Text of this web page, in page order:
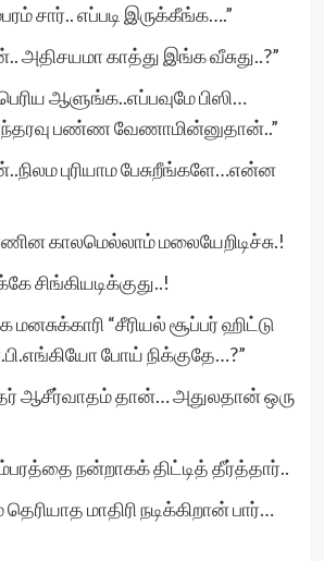
சார்.. எப்படி இருக்கீங்க….”
அதிசயமா காத்து இங்க வீசுது..?”
ஆளுங்க..எப்பவுமே பிஸி…
பண்ண வேணாமின்னுதான்..”
புரியாம பேசுறீங்களே…என்ன
காலமெல்லாம் மலையேறிடிச்சு.!
சிங்கியடிக்குது..!
“சீரியல் சூப்பர் ஹிட்டு
போய் நிக்குதே…?”
ஆசீர்வாதம் தான்… அதுலதான் ஒரு
நன்றாகக் திட்டித் தீர்த்தார்..
மாதிரி நடிக்கிறான் பார்…